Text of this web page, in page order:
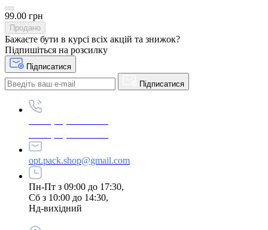
99.00 грн
Продано
Бажаєте бути в курсі всіх акцій та знижок?
Підпишіться на розсилку
Підписатися
Підписатися
opt.pack.shop@gmail.com
Пн-Пт з 09:00 до 17:30,
Сб з 10:00 до 14:30,
Нд-вихідний